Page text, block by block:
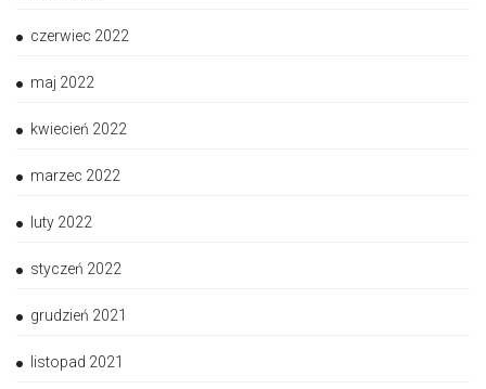
czerwiec 2022
maj 2022
kwiecień 2022
marzec 2022
luty 2022
styczeń 2022
grudzień 2021
listopad 2021